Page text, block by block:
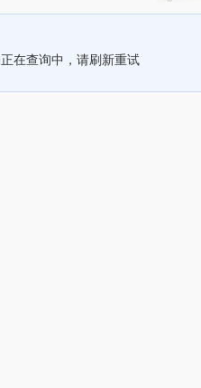
正在查询中，请刷新重试